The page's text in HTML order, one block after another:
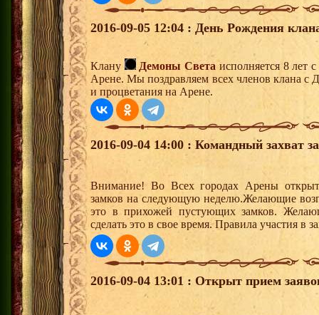
2016-09-05 12:04 : День Рождения
Клану Демоны Света исполняется 8 лет
Арене. Мы поздравляем всех членов клана с
и процветания на Арене.
2016-09-04 14:00 : Командный захват
Внимание! Во Всех городах Арены
замков на следующую неделю.Желающие
это в прихожей пустующих замков.
сделать это в свое время. Правила участия в
2016-09-04 13:01 : Открыт прием